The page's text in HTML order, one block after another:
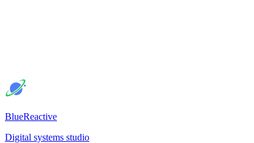
BlueReactive
Digital systems studio